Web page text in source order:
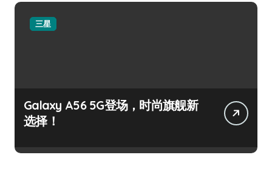
三星
Galaxy A56 5G登场，时尚旗舰新
选择！